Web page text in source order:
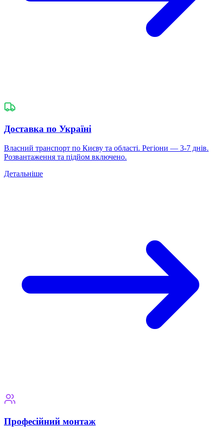
Доставка по Україні
Власний транспорт по Києву та області. Регіони — 3-7 днів.
Розвантаження та підйом включено.
Детальніше
Професійний монтаж